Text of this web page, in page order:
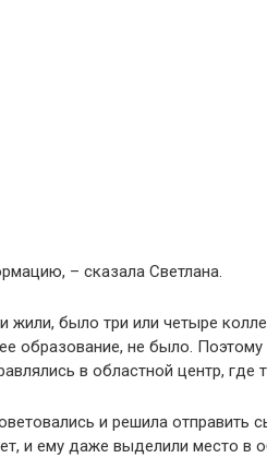
– сказала Светлана.
жили, было три или четыре
не было. Поэтому
в областной центр,
и решила отправить
и ему даже выделили место в